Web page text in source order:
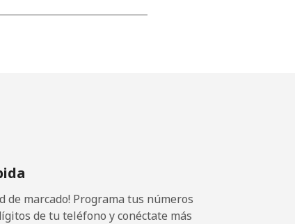
-
de marcado! Programa tus números
de tu teléfono y conéctate más